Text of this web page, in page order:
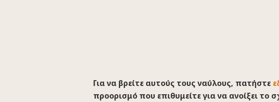
Για να βρείτε αυτούς τους ναύλους, πατήστε
προορισμό που επιθυμείτε για να ανοίξει το